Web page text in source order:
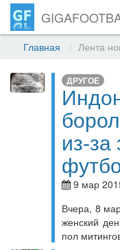
Главная Лента
ДРУГОЕ
из-за
9 мар
Вчера, 8
женский
пол